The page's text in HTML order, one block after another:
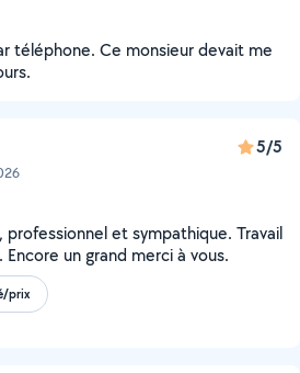
téléphone. Ce monsieur devait me
5/5
et sympathique. Travail
un grand merci à vous.
prix